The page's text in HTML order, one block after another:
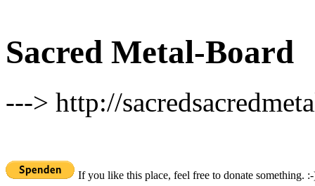
Sacred Metal-Board
---> http://
If you like this place, feel free to donate something.